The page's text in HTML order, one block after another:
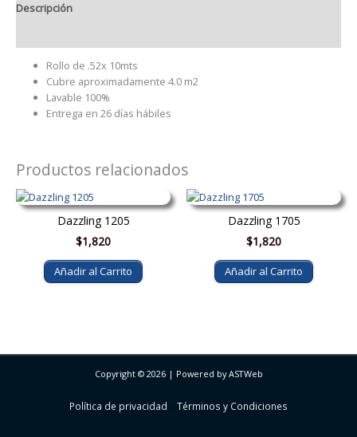
Descripción
Rollo de .52x 10mts
Cubre aproximadamente 4.0 m2
Lavable 100%
Entrega en 26 días hábiles
Productos relacionados
Dazzling 1205
$1,820
Añadir al Carrito
Dazzling 1705
$1,820
Añadir al Carrito
Copyright © 2026 | Powered by ASTWeb
Política de privacidad Términos y Condiciones